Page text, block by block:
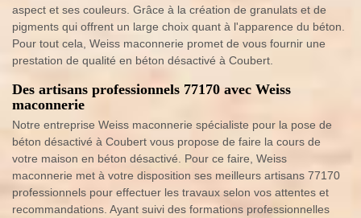
aspect et ses couleurs. Grâce à la création de granulats et de
pigments qui offrent un large choix quant à l'apparence du béton.
Pour tout cela, Weiss maconnerie promet de vous fournir une
prestation de qualité en béton désactivé à Coubert.
Des artisans professionnels 77170 avec Weiss
maconnerie
Notre entreprise Weiss maconnerie spécialiste pour la pose de
béton désactivé à Coubert vous propose de faire la cours de
votre maison en béton désactivé. Pour ce faire, Weiss
maconnerie met à votre disposition ses meilleurs artisans 77170
professionnels pour effectuer les travaux selon vos attentes et
recommandations. Ayant suivi des formations professionnelles